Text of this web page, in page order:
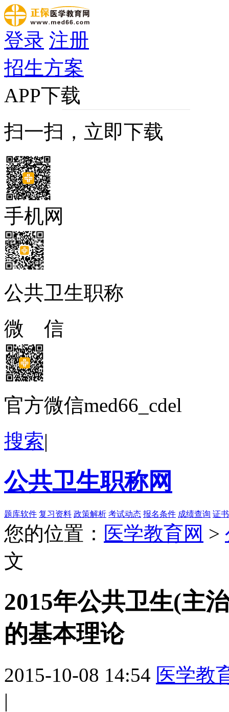
登录 注册
招生方案
APP下载
扫一扫，立即下载
手机网
公共卫生职称
微 信
官方微信med66_cdel
搜索|
公共卫生职称网
题库软件 复习资料 政策解析 考试动态 报名条件 成绩查询 证
您的位置： 医学教育网 >
文
2015年公共卫生(主
的基本理论
2015-10-08 14:54 医学教
|